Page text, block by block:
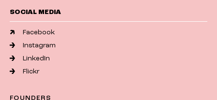
SOCIAL MEDIA
Facebook
Instagram
LinkedIn
Flickr
FOUNDERS